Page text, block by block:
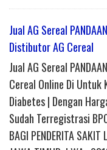
Jual AG Sereal
Distibutor AG Cereal
Jual AG Sereal
Cereal Online Di
Diabetes | Dengan
Sudah Terregistrasi
BAGI PENDERITA